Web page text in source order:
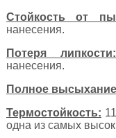
Стойкость от
нанесения.
Потеря липкости:
нанесения.
Полное
Термостойкость:
одна из самых